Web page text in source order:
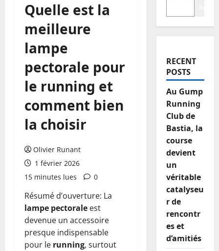
Quelle est la
meilleure
lampe
pectorale pour
le running et
comment bien
la choisir
Olivier Runant
1 février 2026
15 minutes lues
0
Résumé d’ouverture: La
lampe pectorale est
devenue un accessoire
presque indispensable
pour le running, surtout
RECENT
POSTS
Au Gump
Running
Club de
Bastia, la
course
devient
un
véritable
catalyseu
r de
rencontr
es et
d’amitiés